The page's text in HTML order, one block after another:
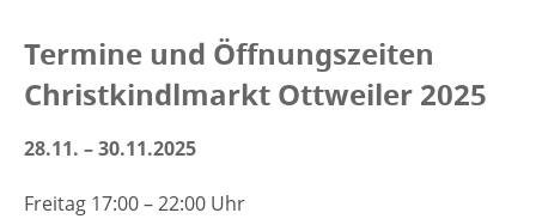
Termine und Öffnungszeiten
Christkindlmarkt Ottweiler 2025
28.11. – 30.11.2025
Freitag 17:00 – 22:00 Uhr